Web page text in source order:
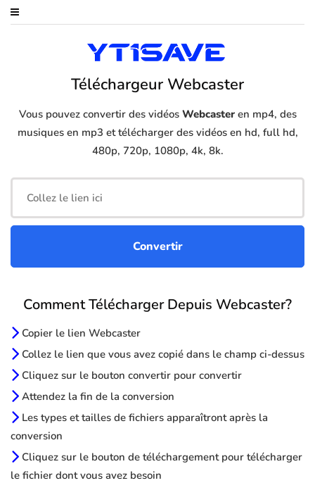
Téléchargeur Webcaster
Vous pouvez convertir des vidéos Webcasteren mp4, des
musiques en mp3 et télécharger des vidéos en hd, full hd,
480p, 720p, 1080p, 4k, 8k.
Comment Télécharger Depuis Webcaster?
Copier le lien Webcaster
Collez le lien que vous avez copié dans le champ ci-dessus
Cliquez sur le bouton convertir pour convertir
Attendez la fin de la conversion
Les types et tailles de fichiers apparaîtront après la
conversion
Cliquez sur le bouton de téléchargement pour télécharger
le fichier dont vous avez besoin